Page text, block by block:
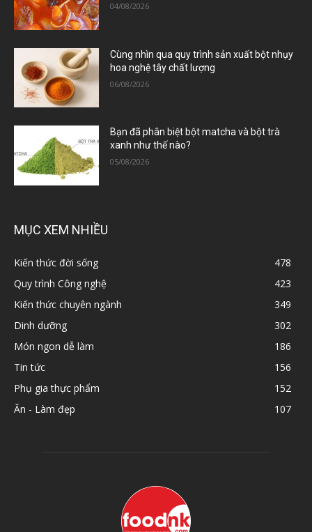
04/08/2026
Cùng nhìn qua quy trình sản xuất bột nhụy
hoa nghệ tây chất lượng
06/08/2026
Bạn đã phân biệt bột matcha và bột trà
xanh như thế nào?
05/08/2026
MỤC XEM NHIỀU
Kiến thức đời sống
478
Quy trình Công nghệ
423
Kiến thức chuyên ngành
349
Dinh dưỡng
302
Món ngon dễ làm
186
Tin tức
156
Phụ gia thực phẩm
152
Ăn - Làm đẹp
107